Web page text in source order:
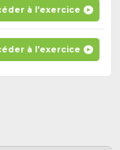
à l'exercice
à l'exercice